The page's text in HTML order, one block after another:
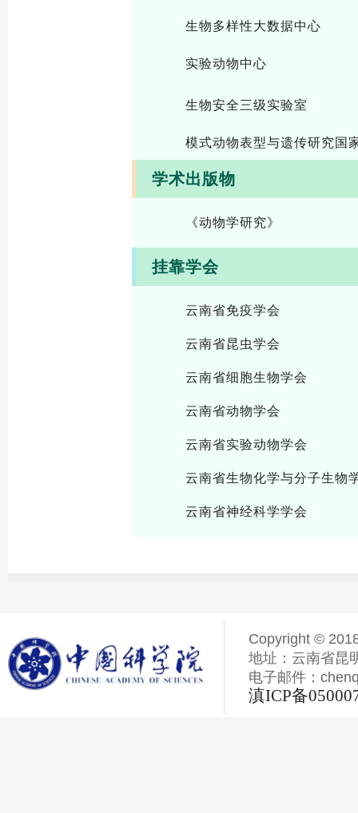
生物多样性大数据中心
实验动物中心
生物安全三级实验室
模式动物表型与遗传研究国
学术出版物
《动物学研究》
挂靠学会
云南省免疫学会
云南省昆虫学会
云南省细胞生物学会
云南省动物学会
云南省实验动物学会
云南省生物化学与分子生物
云南省神经科学学会
Copyright ©
地址：云南省昆
电子邮件：
滇ICP备